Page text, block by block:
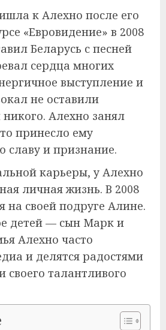
к Алехно после его
«Евровидение» в 2008
Беларусь с песней
сердца многих
выступление и
не оставили
Алехно занял
принесло ему
и признание.
карьеры, у Алехно
личная жизнь. В 2008
на своей подруге Алине.
детей — сын Марк и
Алехно часто
и делятся радостями
своего талантливого